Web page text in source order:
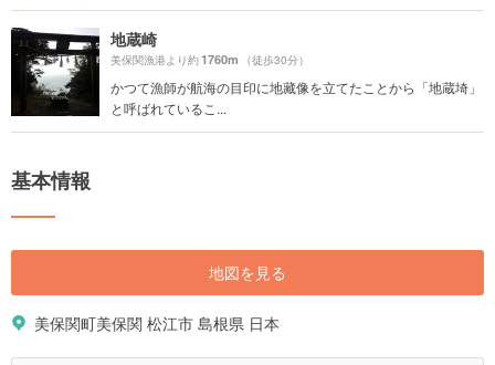
地蔵崎
美保関漁港より約1760m （徒歩30分）
かつて漁師が航海の目印に地藏像を立てたことから「地蔵埼」
と呼ばれているこ...
基本情報
地図を見る
美保関町美保関 松江市 島根県 日本